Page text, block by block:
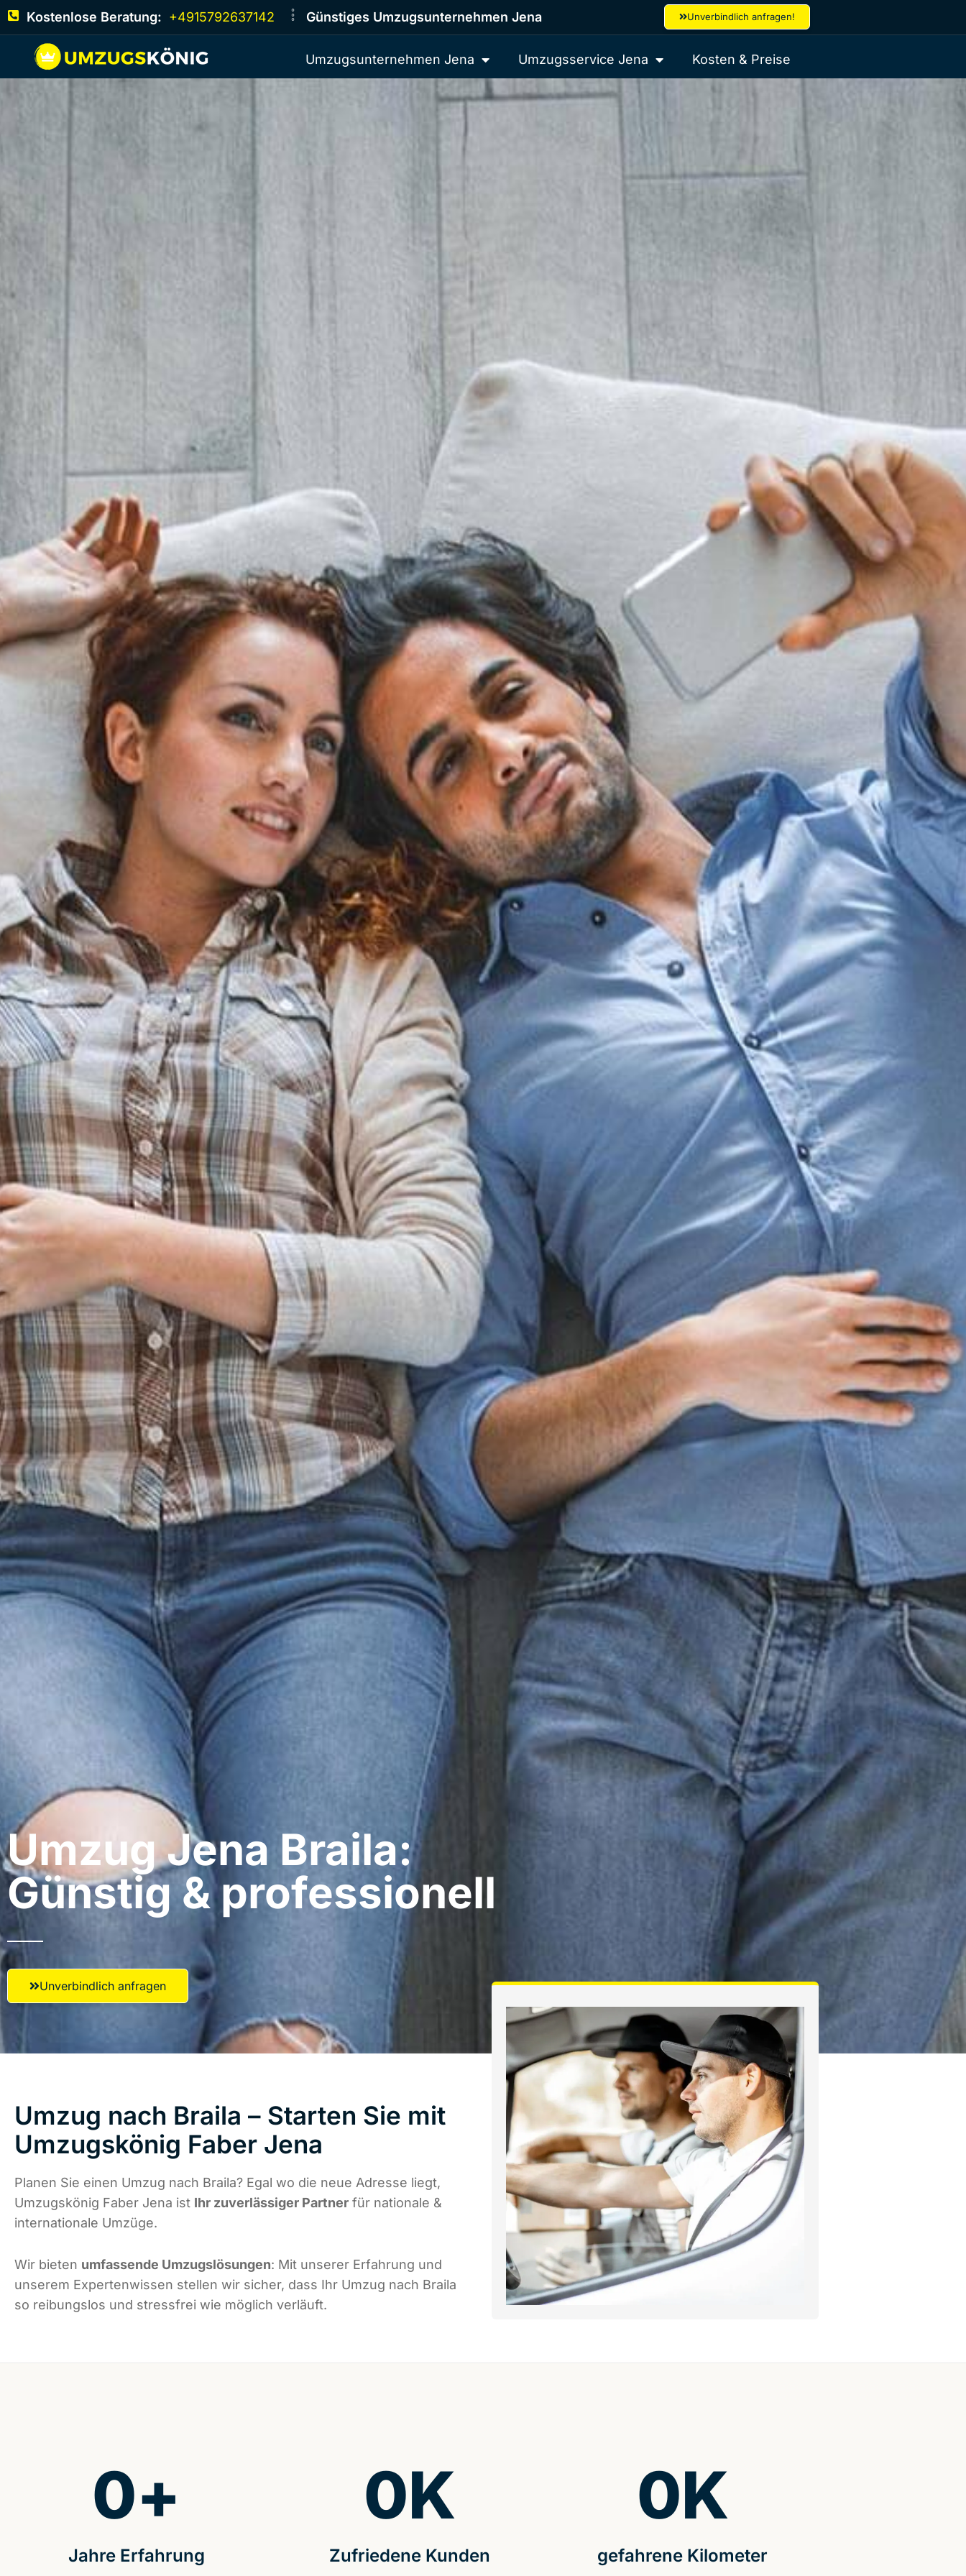
Kostenlose Beratung: +4915792637142 Günstiges Umzugsunternehmen Jena Unverbindlich anfragen!
Umzugsunternehmen Jena Umzugsservice Jena Kosten & Preise
Umzug Jena​ Braila:
Günstig & professionell​
Unverbindlich anfragen
Umzug nach Braila – Starten Sie mit
Umzugskönig Faber Jena
Planen Sie einen Umzug nach Braila? Egal wo die neue Adresse liegt,
Umzugskönig Faber Jena ist Ihr zuverlässiger Partner für nationale &
internationale Umzüge.
Wir bieten umfassende Umzugslösungen: Mit unserer Erfahrung und
unserem Expertenwissen stellen wir sicher, dass Ihr Umzug nach Braila
so reibungslos und stressfrei wie möglich verläuft.
Jahre Erfahrung
0+
Zufriedene Kunden
0K
gefahrene Kilometer
0K